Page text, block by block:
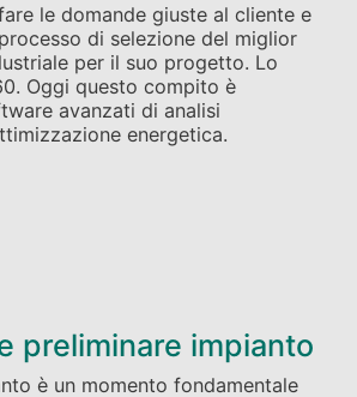
le domande giuste al cliente e
di selezione del miglior
per il suo progetto. Lo
Oggi questo compito è
avanzati di analisi
energetica.
preliminare impianto
è un momento fondamentale